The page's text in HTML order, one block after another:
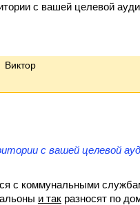
с вашей целевой
Виктор
с вашей целевой
с коммунальными
и так разносят по